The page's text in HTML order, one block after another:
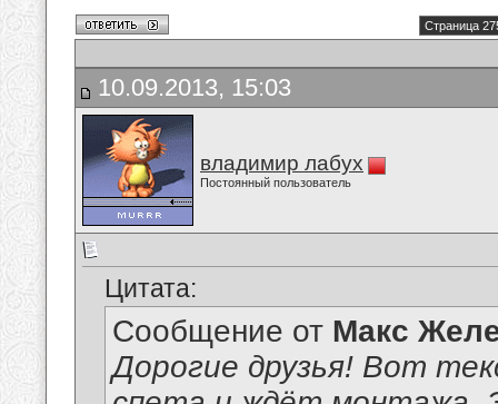
Страница
10.09.2013, 15:03
владимир лабух
Постоянный пользователь
Цитата:
Сообщение от Макс
Дорогие друзья! Вот